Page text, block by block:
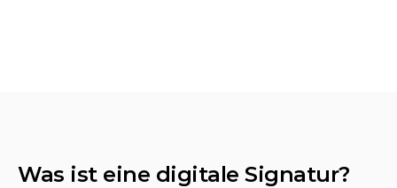
Was ist eine digitale Signatur?